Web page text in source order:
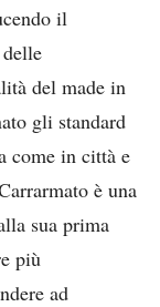
il
del made in
gli standard
come in città e
è una
sua prima
più
ad